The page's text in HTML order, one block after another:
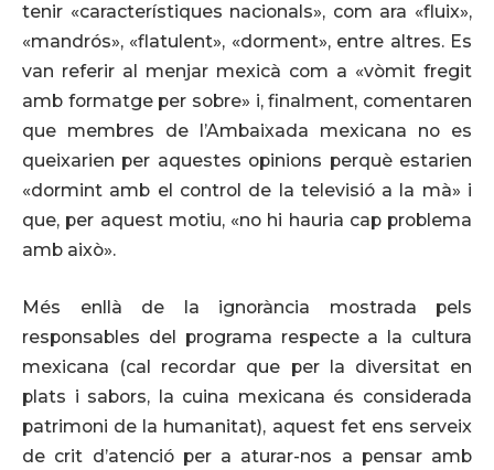
tenir «característiques nacionals», com ara «fluix»,
«mandrós», «flatulent», «dorment», entre altres. Es
van referir al menjar mexicà com a «vòmit fregit
amb formatge per sobre» i, finalment, comentaren
que membres de l’Ambaixada mexicana no es
queixarien per aquestes opinions perquè estarien
«dormint amb el control de la televisió a la mà» i
que, per aquest motiu, «no hi hauria cap problema
amb això».
Més enllà de la ignorància mostrada pels
responsables del programa respecte a la cultura
mexicana (cal recordar que per la diversitat en
plats i sabors, la cuina mexicana és considerada
patrimoni de la humanitat), aquest fet ens serveix
de crit d’atenció per a aturar-nos a pensar amb